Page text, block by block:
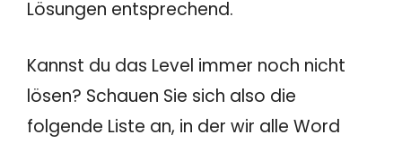
Lösungen entsprechend.
Kannst du das Level immer noch nicht
lösen? Schauen Sie sich also die
folgende Liste an, in der wir alle Word